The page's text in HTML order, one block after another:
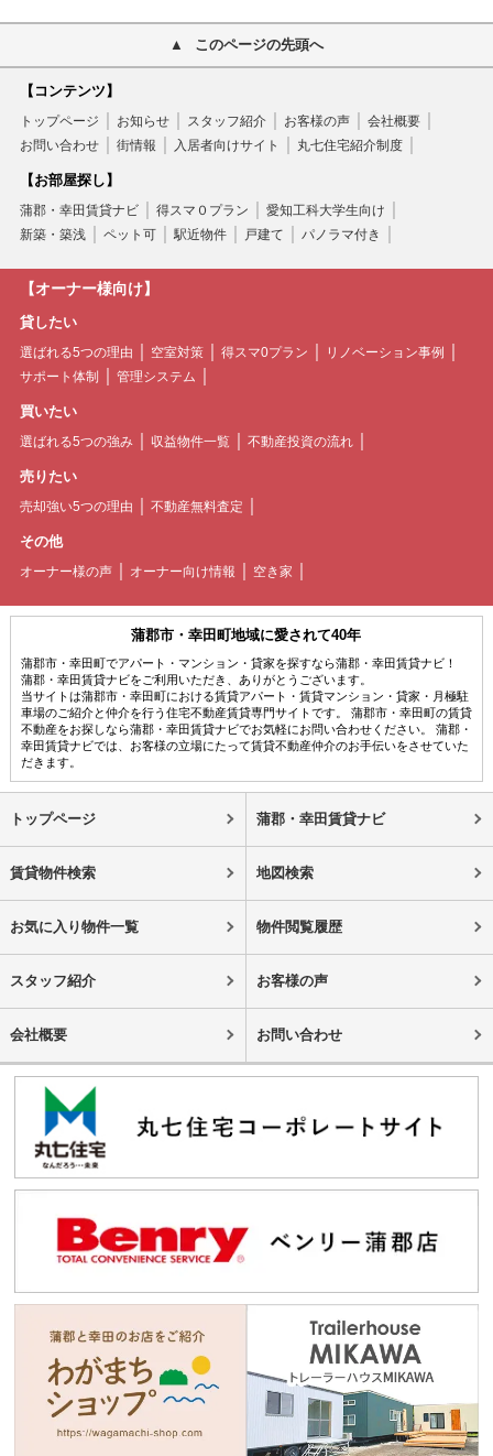
このページの先頭へ
【コンテンツ】
トップページ お知らせ スタッフ紹介 お客様の声
会社概要
お問い合わせ
街情報 入居者向けサイト 丸七住宅紹介制度
【お部屋探し】
蒲郡・幸田賃貸ナビ 得スマ０プラン
愛知工科大学生向け
新築・築浅
ペット可 駅近物件 戸建て パノラマ付き
【オーナー様向け】
貸したい
選ばれる5つの理由 空室対策 得スマ0プラン
リノベーション事例
サポート体制
管理システム
買いたい
選ばれる5つの強み 収益物件一覧 不動産投資の流れ
売りたい
売却強い5つの理由 不動産無料査定
その他
オーナー様の声 オーナー向け情報 空き家
蒲郡市・幸田町地域に愛されて40年
蒲郡市・幸田町でアパート・マンション・貸家を探すなら蒲郡・幸田賃貸ナビ！
蒲郡・幸田賃貸ナビをご利用いただき、ありがとうございます。
当サイトは蒲郡市・幸田町における賃貸アパート・賃貸マンション・貸家・月極駐
車場のご紹介と仲介を行う住宅不動産賃貸専門サイトです。 蒲郡市・幸田町の賃貸
不動産をお探しなら蒲郡・幸田賃貸ナビでお気軽にお問い合わせください。 蒲郡・
幸田賃貸ナビでは、お客様の立場にたって賃貸不動産仲介のお手伝いをさせていた
だきます。
トップページ 蒲郡・幸田賃貸ナビ
賃貸物件検索 地図検索
お気に入り物件一覧 物件閲覧履歴
スタッフ紹介 お客様の声
会社概要 お問い合わせ